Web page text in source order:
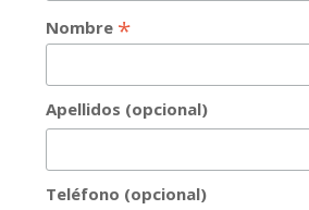
Nombre *
Apellidos (opcional)
Teléfono (opcional)